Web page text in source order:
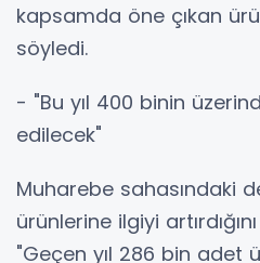
kapsamda öne çıkan
söyledi.
- "Bu yıl 400 binin
edilecek"
Muharebe sahasındaki
ürünlerine ilgiyi
"Geçen yıl 286 bin adet